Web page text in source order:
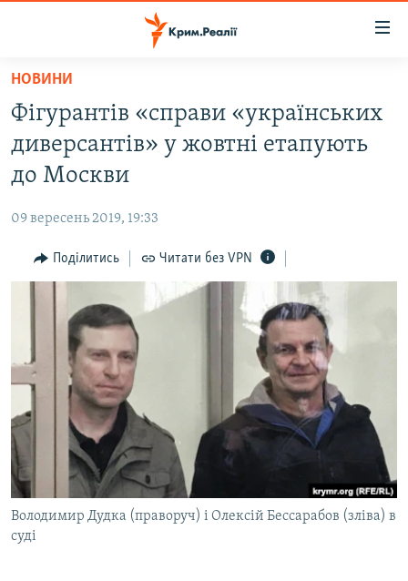
Перейти
основного
матеріалу
Перейти
до
основної
навігації
Перейти
до
ВОДА.КРИМ
ВІДЕО ТА ФОТО
БЛОГИ
ПОГЛЯД
ІНТЕРВ'Ю
ВСЕ ЗА ДЕНЬ
СПЕЦПРОЕКТИ
ДЕПОРТАЦІЯ
ВІДЕОУРОКИ «ELIFBE»
СВІДЧЕННЯ ОКУПАЦІЇ
УКРАЇНСЬКА ПРОБЛЕМА КРИМУ
ІНФОГРАФІКА
ЯК ОБІЙТИ БЛОКУВАННЯ
Русский
Qırımtatar
ДОЛУЧАЙСЯ!
НОВИНИ
Фігурантів «справи «українських
диверсантів» у жовтні етапують
до Москви
09 вересень 2019, 19:33
Поділитись Читати без VPN
Володимир Дудка (праворуч) і Олексій Бессарабов (зліва) в
суді